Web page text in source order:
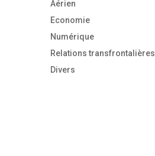
Aérien
Economie
Numérique
Relations transfrontalières
Divers